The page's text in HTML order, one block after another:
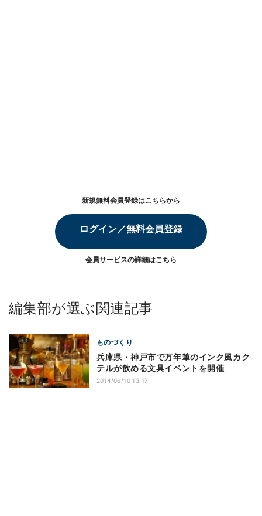
新規無料会員登録はこちらから
ログイン／無料会員登録
会員サービスの詳細はこちら
編集部が選ぶ関連記事
ものづくり
兵庫県・神戸市で万年筆のインク風カク
テルが飲める文具イベントを開催
2014/06/10 13:17